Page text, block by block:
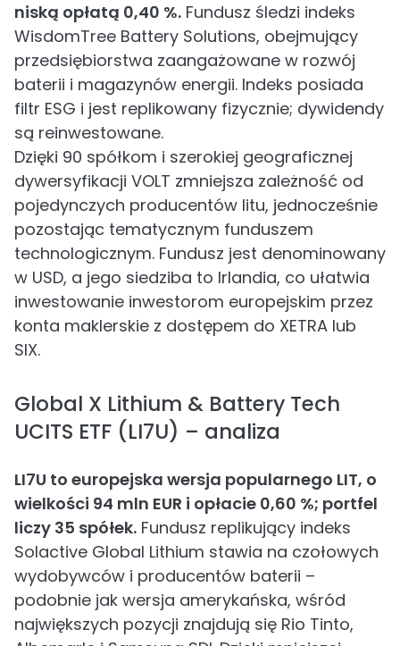
niską opłatą 0,40 %. Fundusz śledzi indeks
WisdomTree Battery Solutions, obejmujący
przedsiębiorstwa zaangażowane w rozwój
baterii i magazynów energii. Indeks posiada
filtr ESG i jest replikowany fizycznie; dywidendy
są reinwestowane.
Dzięki 90 spółkom i szerokiej geograficznej
dywersyfikacji VOLT zmniejsza zależność od
pojedynczych producentów litu, jednocześnie
pozostając tematycznym funduszem
technologicznym. Fundusz jest denominowany
w USD, a jego siedziba to Irlandia, co ułatwia
inwestowanie inwestorom europejskim przez
konta maklerskie z dostępem do XETRA lub
SIX.
Global X Lithium & Battery Tech
UCITS ETF (LI7U) – analiza
LI7U to europejska wersja popularnego LIT, o
wielkości 94 mln EUR i opłacie 0,60 %; portfel
liczy 35 spółek. Fundusz replikujący indeks
Solactive Global Lithium stawia na czołowych
wydobywców i producentów baterii –
podobnie jak wersja amerykańska, wśród
największych pozycji znajdują się Rio Tinto,